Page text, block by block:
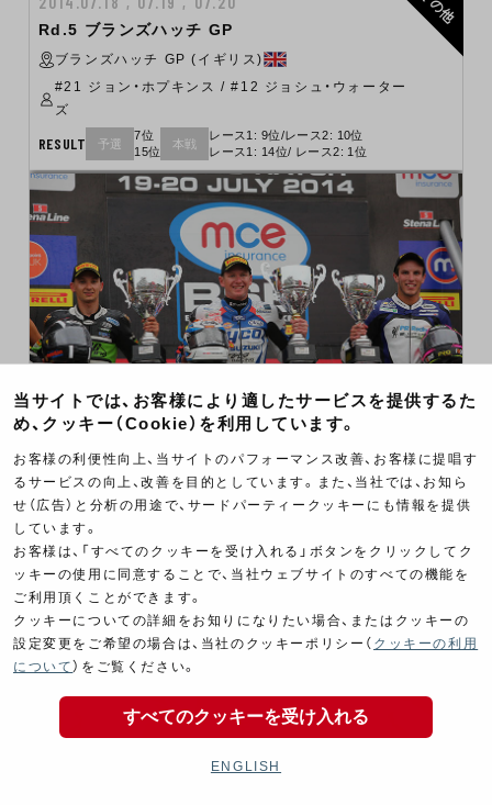
Rd.5 ブランズハッチ GP
ブランズハッチ GP (イギリス)
#21 ジョン・ホプキンス / #12 ジョシュ・ウォーター
ズ
RESULT 予選
7位
15位
本戦
レース1: 9位/レース2: 10位
レース1: 14位/ レース2: 1位
2014.07.11 , 07.13
Rd.9 ラグナセカ
ラグナセカ（アメリカ）
#58 ユージン・ラバティ / #22 アレックス・ロウズ
RESULT 予選
6位
11位
本戦
レース1: リタイヤ/レース2: 4位
その他
当サイトでは、お客様により適したサービスを提供するた
め、クッキー（Cookie）を利用しています。
お客様の利便性向上、当サイトのパフォーマンス改善、お客様に提唱す
るサービスの向上、改善を目的としています。また、当社では、お知ら
せ（広告）と分析の用途で、サードパーティークッキーにも情報を提供
しています。
お客様は、「すべてのクッキーを受け入れる」ボタンをクリックしてク
ッキーの使用に同意することで、当社ウェブサイトのすべての機能を
ご利用頂くことができます。
クッキーについての詳細をお知りになりたい場合、またはクッキーの
設定変更をご希望の場合は、当社のクッキーポリシー（ クッキーの利用
について ）をご覧ください。
すべてのクッキーを受け入れる
ENGLISH